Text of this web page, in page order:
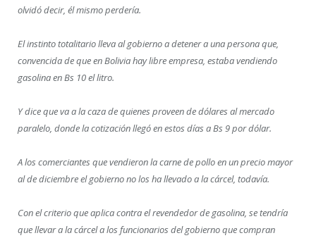
olvidó decir, él mismo perdería.
El instinto totalitario lleva al gobierno a detener a una persona que,
convencida de que en Bolivia hay libre empresa, estaba vendiendo
gasolina en Bs 10 el litro.
Y dice que va a la caza de quienes proveen de dólares al mercado
paralelo, donde la cotización llegó en estos días a Bs 9 por dólar.
A los comerciantes que vendieron la carne de pollo en un precio mayor
al de diciembre el gobierno no los ha llevado a la cárcel, todavía.
Con el criterio que aplica contra el revendedor de gasolina, se tendría
que llevar a la cárcel a los funcionarios del gobierno que compran